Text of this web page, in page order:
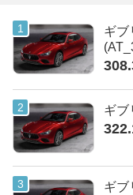
ギブ
ギブ
ギブ